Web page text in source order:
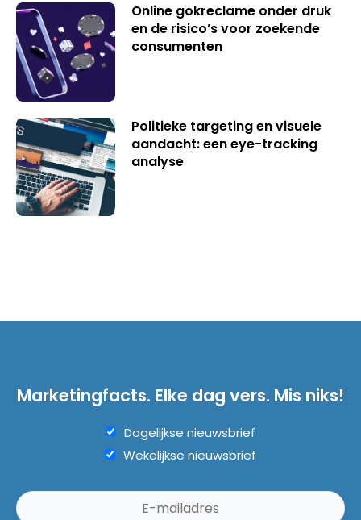
Online gokreclame onder druk
en de risico’s voor zoekende
consumenten
Politieke targeting en visuele
aandacht: een eye-tracking
analyse
Marketingfacts. Elke dag vers. Mis niks!
Dagelijkse nieuwsbrief
Wekelijkse nieuwsbrief